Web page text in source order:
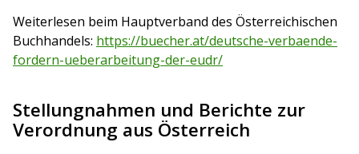
Weiterlesen beim Hauptverband des Österreichischen
Buchhandels: https://buecher.at/deutsche-verbaende-
fordern-ueberarbeitung-der-eudr/
Stellungnahmen und Berichte zur
Verordnung aus Österreich